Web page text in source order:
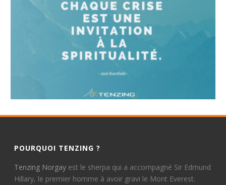
DISONS-LE EN UNE FORMULE : L’AMOUR PUR
EST LE CONTRAIRE DE L’AMOUR PROPRE.
20 septembre 2020
CHAQUE CRISE EST UNE INVITATION À LA
POURQUOI TENZING ?
Tenzing Norgay est le sherpa qui a accompagné Sir Edmund
Hillary, le premier homme à avoir gravi le Mont Everest.